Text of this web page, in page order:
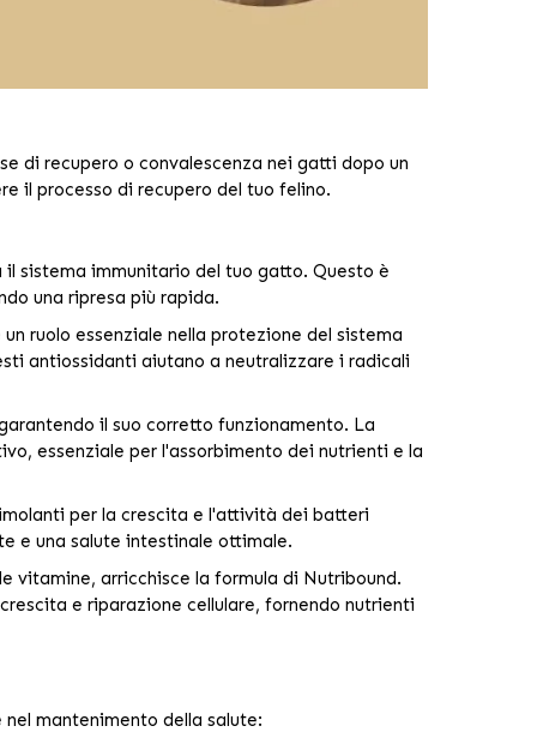
di recupero o convalescenza nei gatti dopo un
il processo di recupero del tuo felino.
sistema immunitario del tuo gatto. Questo è
una ripresa più rapida.
ruolo essenziale nella protezione del sistema
antiossidanti aiutano a neutralizzare i radicali
il suo corretto funzionamento. La
essenziale per l'assorbimento dei nutrienti e la
per la crescita e l'attività dei batteri
e una salute intestinale ottimale.
vitamine, arricchisce la formula di Nutribound.
e riparazione cellulare, fornendo nutrienti
mantenimento della salute: